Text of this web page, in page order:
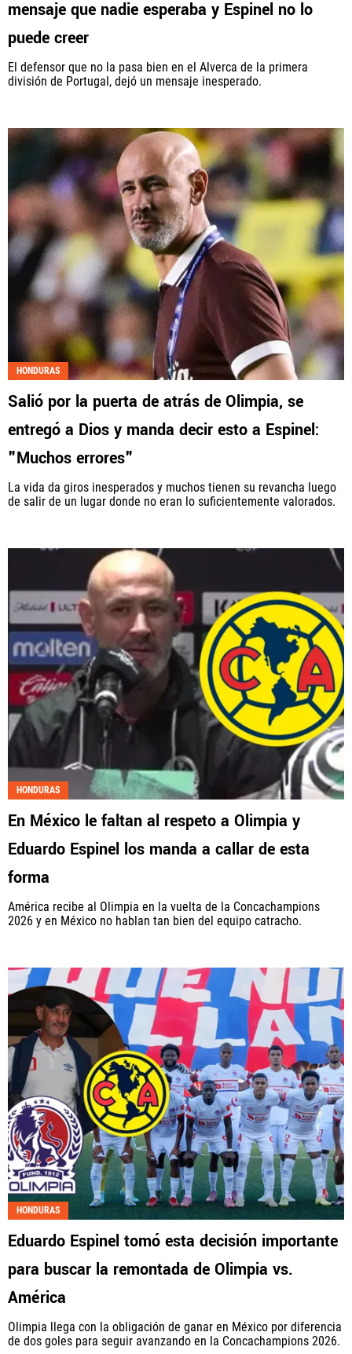
mensaje que nadie esperaba y Espinel no lo
puede creer
El defensor que no la pasa bien en el Alverca de la primera
división de Portugal, dejó un mensaje inesperado.
HONDURAS
Salió por la puerta de atrás de Olimpia, se
entregó a Dios y manda decir esto a Espinel:
"Muchos errores"
La vida da giros inesperados y muchos tienen su revancha luego
de salir de un lugar donde no eran lo suficientemente valorados.
HONDURAS
En México le faltan al respeto a Olimpia y
Eduardo Espinel los manda a callar de esta
forma
América recibe al Olimpia en la vuelta de la Concachampions
2026 y en México no hablan tan bien del equipo catracho.
HONDURAS
Eduardo Espinel tomó esta decisión importante
para buscar la remontada de Olimpia vs.
América
Olimpia llega con la obligación de ganar en México por diferencia
de dos goles para seguir avanzando en la Concachampions 2026.